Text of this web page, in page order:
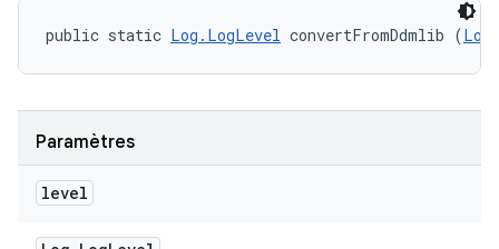
public static Log.LogLevel convertFromDdmlib (
Paramètres
level